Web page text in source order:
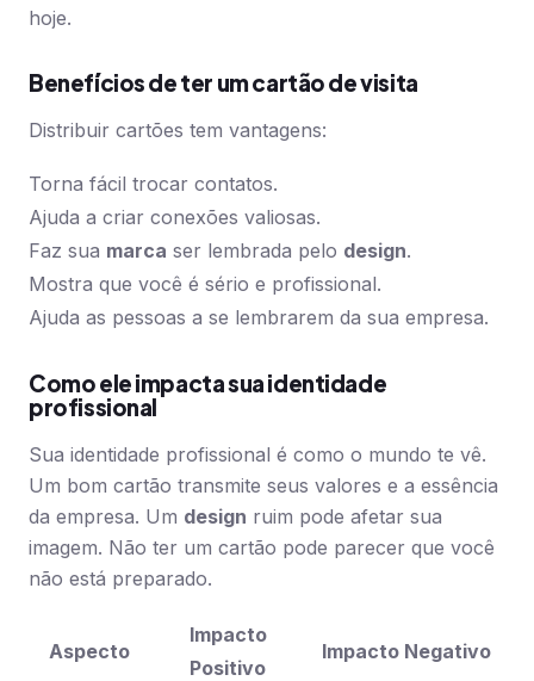
hoje.
Benefícios de ter um cartão de visita
Distribuir cartões tem vantagens:
Torna fácil trocar contatos.
Ajuda a criar conexões valiosas.
Faz sua marca ser lembrada pelo design.
Mostra que você é sério e profissional.
Ajuda as pessoas a se lembrarem da sua empresa.
Como ele impacta sua identidade
profissional
Sua identidade profissional é como o mundo te vê.
Um bom cartão transmite seus valores e a essência
da empresa. Um design ruim pode afetar sua
imagem. Não ter um cartão pode parecer que você
não está preparado.
Aspecto
Impacto
Positivo
Impacto Negativo